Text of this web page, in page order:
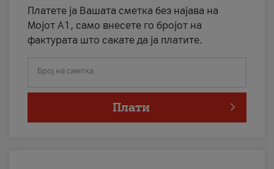
Платете ја Вашата сметка без најава на
Мојот А1, само внесете го бројот на
фактурата што сакате да ја платите.
Број на сметка
Плати